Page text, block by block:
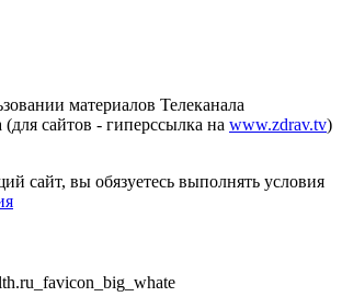
материалов Телеканала
(для сайтов - гиперссылка на www.zdrav.tv)
сайт, вы обязуетесь выполнять условия